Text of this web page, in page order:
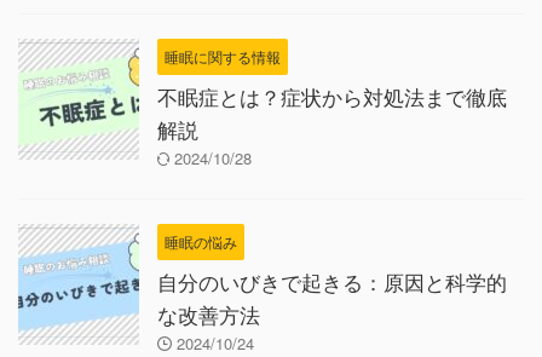
睡眠に関する情報
不眠症とは？症状から対処法まで徹底
解説
2024/10/28
睡眠の悩み
自分のいびきで起きる：原因と科学的
な改善方法
2024/10/24